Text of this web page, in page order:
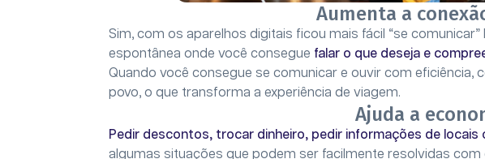
Aumenta a
Sim, com os aparelhos digitais ficou mais fácil “se
espontânea onde você consegue falar o que deseja e
Quando você consegue se comunicar e ouvir com eficiência,
povo, o que transforma a experiência de viagem.
Ajuda a
Pedir descontos, trocar dinheiro, pedir informações de
algumas situações que podem ser facilmente resolvidas com